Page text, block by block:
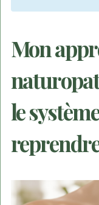
Mon
le